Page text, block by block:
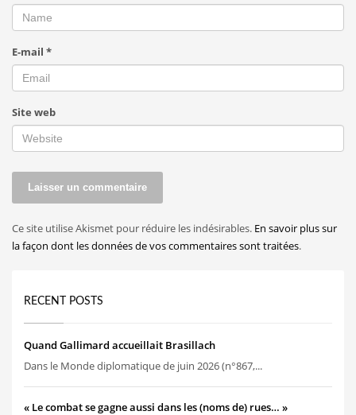
E-mail *
Site web
Ce site utilise Akismet pour réduire les indésirables. En savoir plus sur
la façon dont les données de vos commentaires sont traitées.
RECENT POSTS
Quand Gallimard accueillait Brasillach
Dans le Monde diplomatique de juin 2026 (n°867,...
« Le combat se gagne aussi dans les (noms de) rues… »